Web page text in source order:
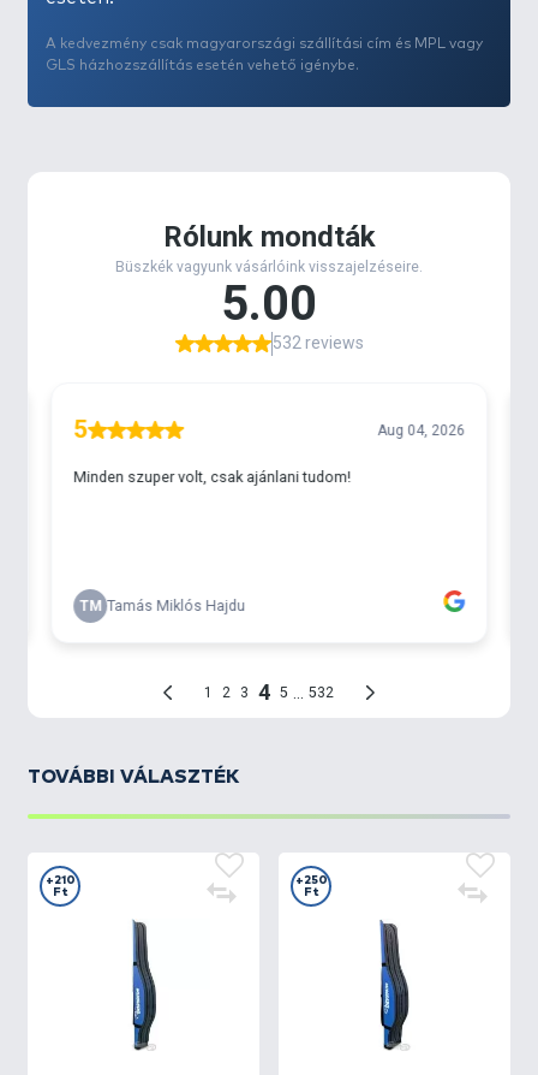
A kedvezmény csak magyarországi szállítási cím és MPL vagy
GLS házhozszállítás esetén vehető igénybe.
TOVÁBBI VÁLASZTÉK
+210
Ft
+250
Ft